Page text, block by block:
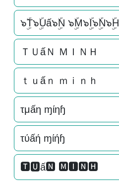
๖ۣۜT๖ۣۜUấ๖ۣۜN ๖ۣۜM๖ۣۜI๖ۣۜN๖ۣۜH
ＴＵấＮ ＭＩＮＨ
ｔｕấｎ ｍｉｎｈ
τμấη ɱίηɧ
τύấή ɱίήɧ
🆃🆄ấ🅽 🅼🅸🅽🅷